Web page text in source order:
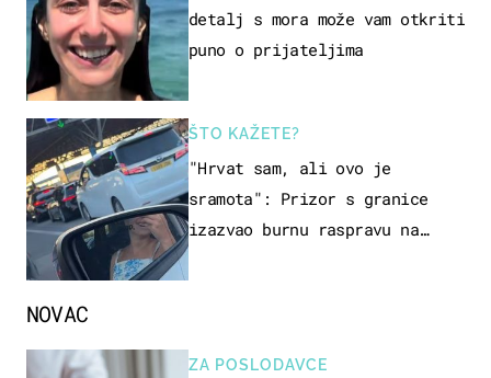
detalj s mora može vam otkriti
puno o prijateljima
ŠTO KAŽETE?
"Hrvat sam, ali ovo je
sramota": Prizor s granice
izazvao burnu raspravu na
NOVAC
ZA POSLODAVCE